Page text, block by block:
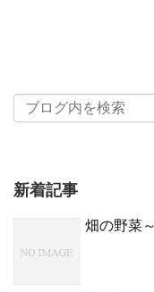
新着記事
畑の野菜